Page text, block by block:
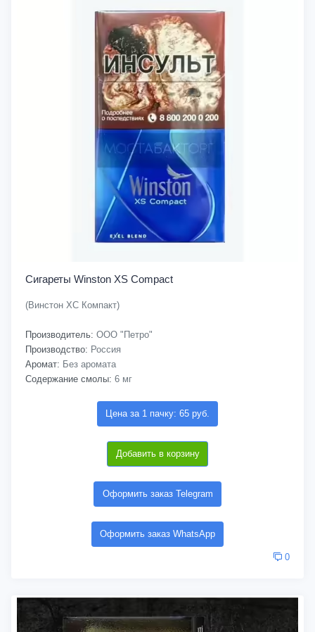
Сигареты Winston XS Compact
(Винстон ХС Компакт)
Производитель: ООО "Петро"
Производство: Россия
Аромат: Без аромата
Содержание смолы: 6 мг
Цена за 1 пачку: 65 руб.
Добавить в корзину
Оформить заказ Telegram
Оформить заказ WhatsApp
0